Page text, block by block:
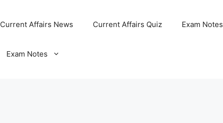
Current Affairs News Current Affairs Quiz Exam Notes
Exam Notes